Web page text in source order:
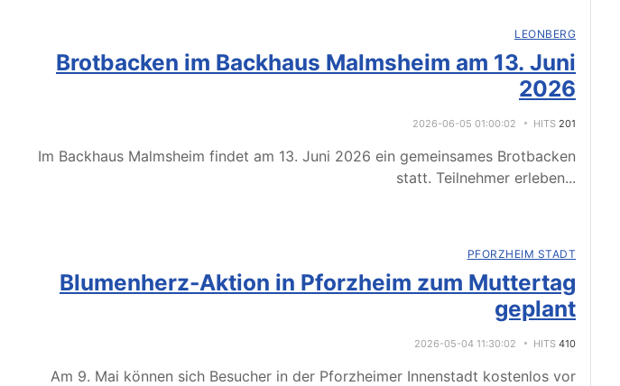
LEONBERG
Brotbacken im Backhaus Malmsheim am 13. Juni
2026
2026-06-05 01:00:02 HITS 201
Im Backhaus Malmsheim findet am 13. Juni 2026 ein gemeinsames Brotbacken
statt. Teilnehmer erleben...
PFORZHEIM STADT
Blumenherz-Aktion in Pforzheim zum Muttertag
geplant
2026-05-04 11:30:02 HITS 410
Am 9. Mai können sich Besucher in der Pforzheimer Innenstadt kostenlos vor